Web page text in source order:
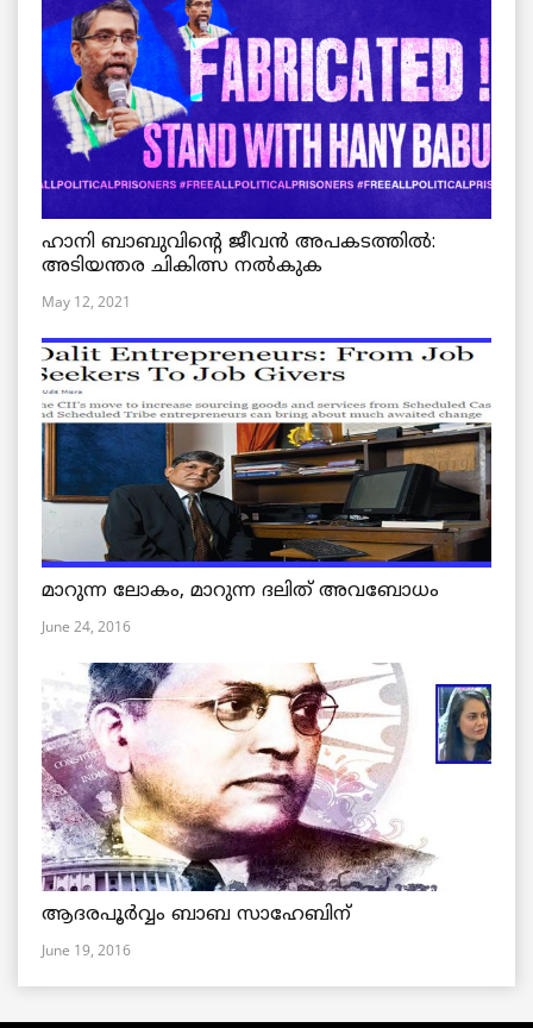
ഹാനി ബാബുവിന്റെ ജീവൻ അപകടത്തിൽ:
അടിയന്തര ചികിത്സ നൽകുക
May 12, 2021
മാറുന്ന ലോകം, മാറുന്ന ദലിത് അവബോധം
June 24, 2016
ആദരപൂര്‍വ്വം ബാബ സാഹേബിന്
June 19, 2016